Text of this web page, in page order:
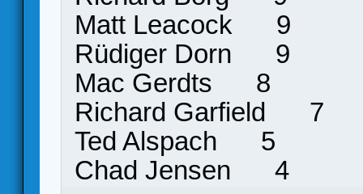
Matt Leacock 9
Rüdiger Dorn 9
Mac Gerdts 8
Richard Garfield 7
Ted Alspach 5
Chad Jensen 4